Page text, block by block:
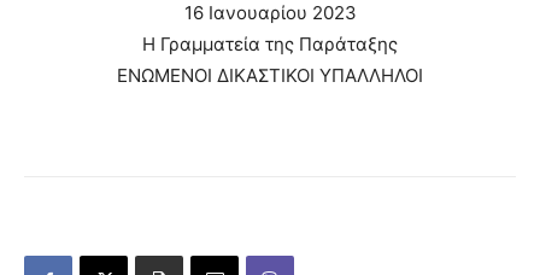
16 Ιανουαρίου 2023
Η Γραμματεία της Παράταξης
ΕΝΩΜΕΝΟΙ ΔΙΚΑΣΤΙΚΟΙ ΥΠΑΛΛΗΛΟΙ